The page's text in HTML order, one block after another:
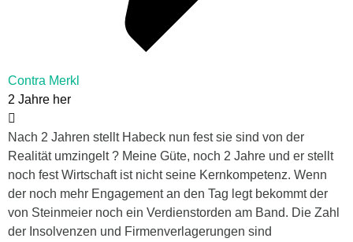
Contra Merkl
2 Jahre her
Nach 2 Jahren stellt Habeck nun fest sie sind von der
Realität umzingelt ? Meine Güte, noch 2 Jahre und er stellt
noch fest Wirtschaft ist nicht seine Kernkompetenz. Wenn
der noch mehr Engagement an den Tag legt bekommt der
von Steinmeier noch ein Verdienstorden am Band. Die Zahl
der Insolvenzen und Firmenverlagerungen sind